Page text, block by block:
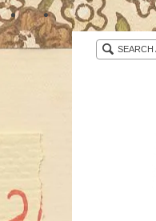
・ ・
SEARCH